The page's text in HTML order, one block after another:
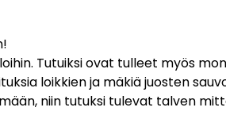
Tutuiksi ovat tulleet myös
loikkien ja mäkiä juosten
niin tutuksi tulevat talven